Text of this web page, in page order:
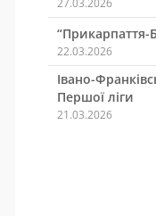
27.03.2026
“Прикарпаття-
22.03.2026
Івано-
Першої ліги
21.03.2026